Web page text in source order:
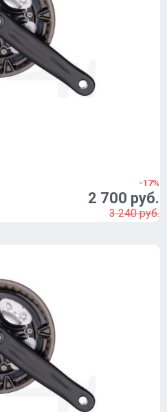
-17%
2 700 руб.
3 240 руб.